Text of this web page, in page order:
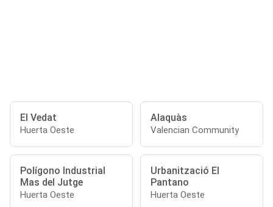
El Vedat
Huerta Oeste
Alaquàs
Valencian Community
Polígono Industrial
Mas del Jutge
Huerta Oeste
Urbanització El
Pantano
Huerta Oeste